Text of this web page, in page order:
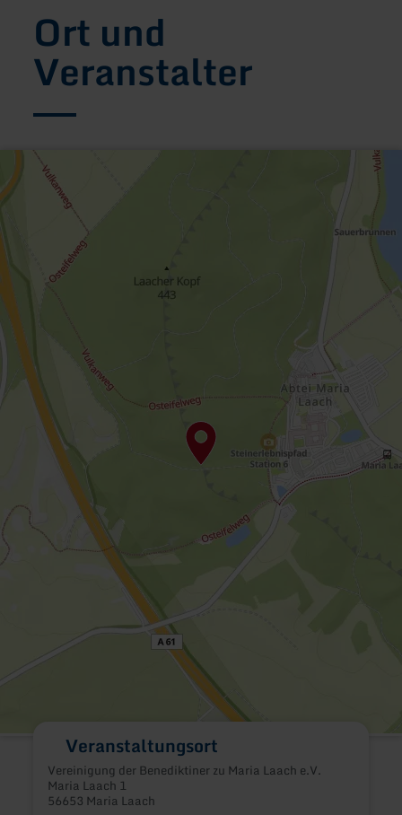
Ort und
Veranstalter
Veranstaltungsort
Vereinigung der Benediktiner zu Maria Laach e.V.
Maria Laach 1
56653 Maria Laach